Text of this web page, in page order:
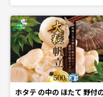
ホタテ の中の ほたて 野付